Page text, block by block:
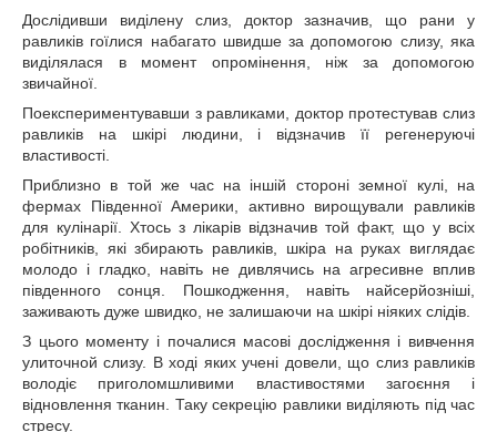
Дослідивши виділену слиз, доктор зазначив, що рани у
равликів гоїлися набагато швидше за допомогою слизу, яка
виділялася в момент опромінення, ніж за допомогою
звичайної.
Поекспериментувавши з равликами, доктор протестував слиз
равликів на шкірі людини, і відзначив її регенеруючі
властивості.
Приблизно в той же час на іншій стороні земної кулі, на
фермах Південної Америки, активно вирощували равликів
для кулінарії. Хтось з лікарів відзначив той факт, що у всіх
робітників, які збирають равликів, шкіра на руках виглядає
молодо і гладко, навіть не дивлячись на агресивне вплив
південного сонця. Пошкодження, навіть найсерйозніші,
заживають дуже швидко, не залишаючи на шкірі ніяких слідів.
З цього моменту і почалися масові дослідження і вивчення
улиточной слизу. В ході яких учені довели, що слиз равликів
володіє приголомшливими властивостями загоєння і
відновлення тканин. Таку секрецію равлики виділяють під час
стресу.